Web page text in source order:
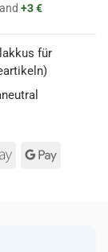
+3 €
für
Apple Google